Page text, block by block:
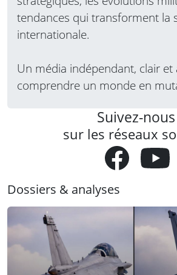
tendances qui transforment la
internationale.
Un média indépendant, clair et
comprendre un monde en
Suivez-nous
sur les réseaux
Dossiers & analyses